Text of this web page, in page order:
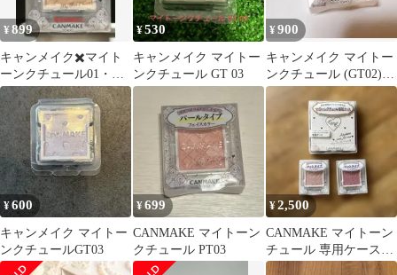
¥899
キャンメイク✖️マイト
ーンクチュール01・フ
ェイスカラー
¥530
キャンメイク マイトー
ンクチュール GT 03
¥900
キャンメイク マイトー
ンクチュール (GT02)
1.465±0.205g
¥600
キャンメイク マイトー
ンクチュールGT03
¥699
CANMAKE マイトーン
クチュール PT03
¥2,500
CANMAKE マイトーン
チュール 専用ケース＆
フェイスカラーセット